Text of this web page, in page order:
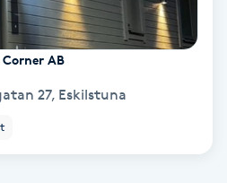
AB
27, Eskilstuna